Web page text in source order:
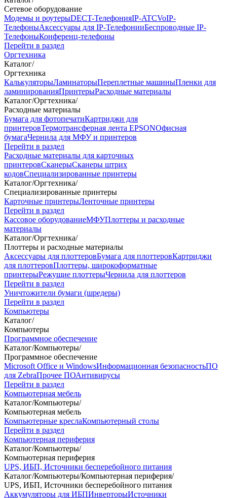
Сетевое оборудование
Модемы и роутерыDECT-ТелефонияIP-ATCVoIP-
ТелефоныАксессуары для IP-ТелефонииБеспроводные IP-
ТелефоныКонференц-телефоны
Перейти в раздел
Оргтехника
Каталог/
Оргтехника
КалькуляторыЛаминаторыПереплетные машиныПленки для
ламинированияПринтерыРасходные материалы
Каталог/Оргтехника/
Расходные материалы
Бумага для фотопечатиКартриджи для
принтеровТермотрансферная лента EPSONОфисная
бумагаЧернила для МФУ и принтеров
Перейти в раздел
Расходные материалы для карточных
принтеровСканерыСканеры штрих
кодовСпециализированные принтеры
Каталог/Оргтехника/
Специализированные принтеры
Карточные принтерыЛенточные принтеры
Перейти в раздел
Кассовое оборудованиеМФУПлоттеры и расходные
материалы
Каталог/Оргтехника/
Плоттеры и расходные материалы
Аксессуары для плоттеровБумага для плоттеровКартриджи
для плоттеровПлоттеры, широкоформатные
принтерыРежущие плоттерыЧернила для плоттеров
Перейти в раздел
Уничтожители бумаги (шредеры)
Перейти в раздел
Компьютеры
Каталог/
Компьютеры
Программное обеспечение
Каталог/Компьютеры/
Программное обеспечение
Microsoft Office и WindowsИнформационная безопасностьПО
для ZebraПрочее ПОАнтивирусы
Перейти в раздел
Компьютерная мебель
Каталог/Компьютеры/
Компьютерная мебель
Компьютерные креслаКомпьютерный столы
Перейти в раздел
Компьютерная периферия
Каталог/Компьютеры/
Компьютерная периферия
UPS, ИБП, Источники бесперебойного питания
Каталог/Компьютеры/Компьютерная периферия/
UPS, ИБП, Источники бесперебойного питания
Аккумуляторы для ИБПИнверторыИсточники